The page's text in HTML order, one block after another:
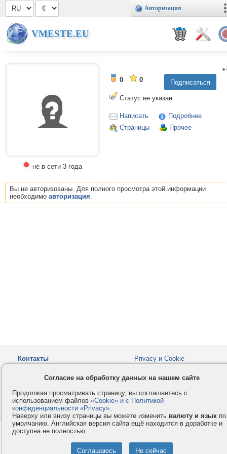
Авторизация
VMESTE.EU
не в сети 3 года
0 0
Статус не указан
Написать
Подробнее
Страницы
Прочее
Вы не авторизованы. Для полного просмотра этой информации
необходимо авторизация.
Контакты
Privacy и Cookie
Как оплатить
Форумы
© 2008-2026VMESTE.EU
Согласие на обработку данных на нашем сайте
Продолжая просматривать страницу, вы соглашаетесь с
использованием файлов «Cookie» и с Политикой
конфиденциальности «Privacy».
Наверху или внизу страницы вы можете изменить валюту и язык по
умолчанию. Английская версия сайта ещё находится в доработке и
доступна не полностью.